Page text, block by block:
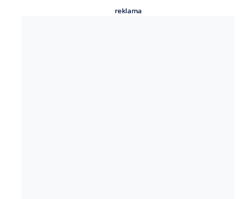
reklama
reklama